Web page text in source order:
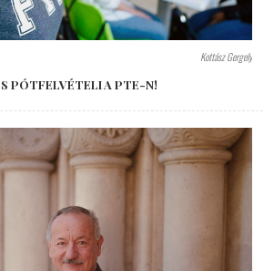
Kottász Gergely
PÓTFELVÉTELI A PTE-N!